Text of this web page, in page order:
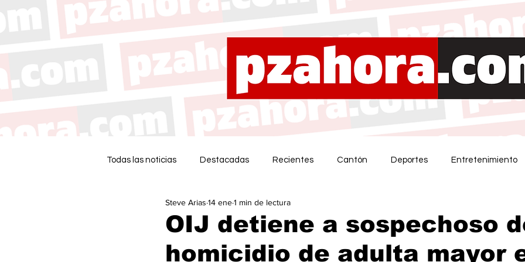
Todas las noticias Destacadas Recientes Cantón Deportes Entretenimiento
OIJ detiene a sospechoso
homicidio de adulta mayor
Steve Arias 14 ene1 min de lectura